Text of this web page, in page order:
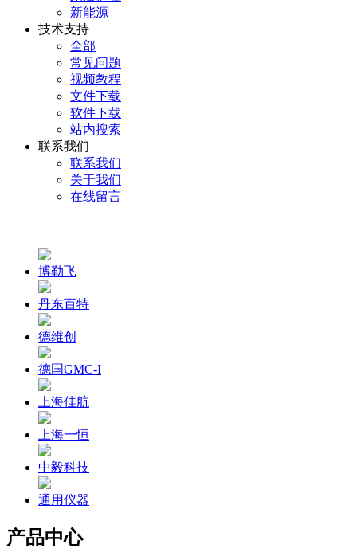
新能源
技术支持
全部
常见问题
视频教程
文件下载
软件下载
站内搜索
联系我们
联系我们
关于我们
在线留言
博勒飞
丹东百特
德维创
德国GMC-I
上海佳航
上海一恒
中毅科技
通用仪器
产品中心